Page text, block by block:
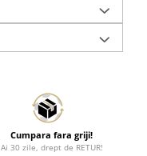
Cumpara fara griji!
Ai 30 zile, drept de RETUR!